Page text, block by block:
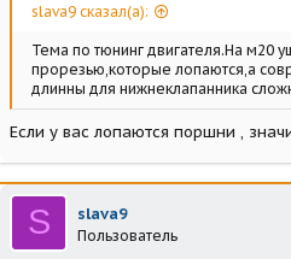
slava9 сказал(а):
Тема по тюнинг двигателя.На м20
прорезью,которые лопаются,а
длинны для нижнеклапанника
Если у вас лопаются поршни ,
S slava9
Пользователь